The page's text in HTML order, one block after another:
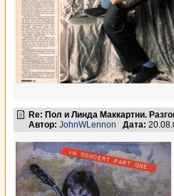
Re: Пол и Линда Маккартни.
Автор: JohnWLennon Дата: